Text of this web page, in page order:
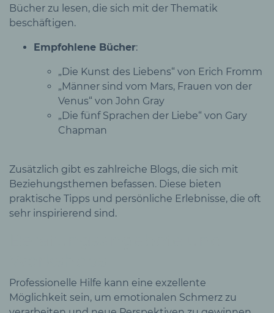
Bücher zu lesen, die sich mit der Thematik
beschäftigen.
Empfohlene Bücher:
„Die Kunst des Liebens“ von Erich Fromm
„Männer sind vom Mars, Frauen von der
Venus“ von John Gray
„Die fünf Sprachen der Liebe“ von Gary
Chapman
Zusätzlich gibt es zahlreiche Blogs, die sich mit
Beziehungsthemen befassen. Diese bieten
praktische Tipps und persönliche Erlebnisse, die oft
sehr inspirierend sind.
Professionelle Hilfe kann eine exzellente
Möglichkeit sein, um emotionalen Schmerz zu